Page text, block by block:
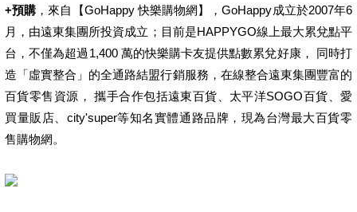
+預購 ，來自【GoHappy 快樂購物網】，GoHappy成立於2007年6
月，由遠東集團所投資成立；目前是HAPPYGO線上最大累兌點平
台，不僅為超過1,400 萬的快樂購卡友提供點數累兌好康， 同時打
造「虛實整合」的全通路結盟行銷服務，在線整合遠東集團豐富的
百貨零售資源， 攜手合作包括遠東百貨、太平洋SOGO百貨、愛
買量販店、city'super等知名實體通路品牌，現為台灣最大百貨零
售購物網。